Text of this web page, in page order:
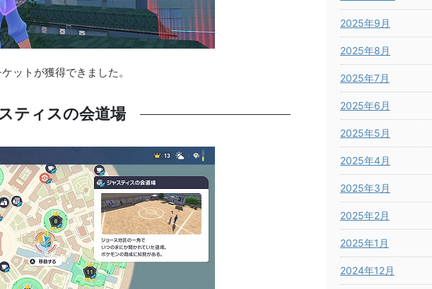
ットが獲得できました。
ティスの会道場
2025年9月
2025年8月
2025年7月
2025年6月
2025年5月
2025年4月
2025年3月
2025年2月
2025年1月
2024年12月